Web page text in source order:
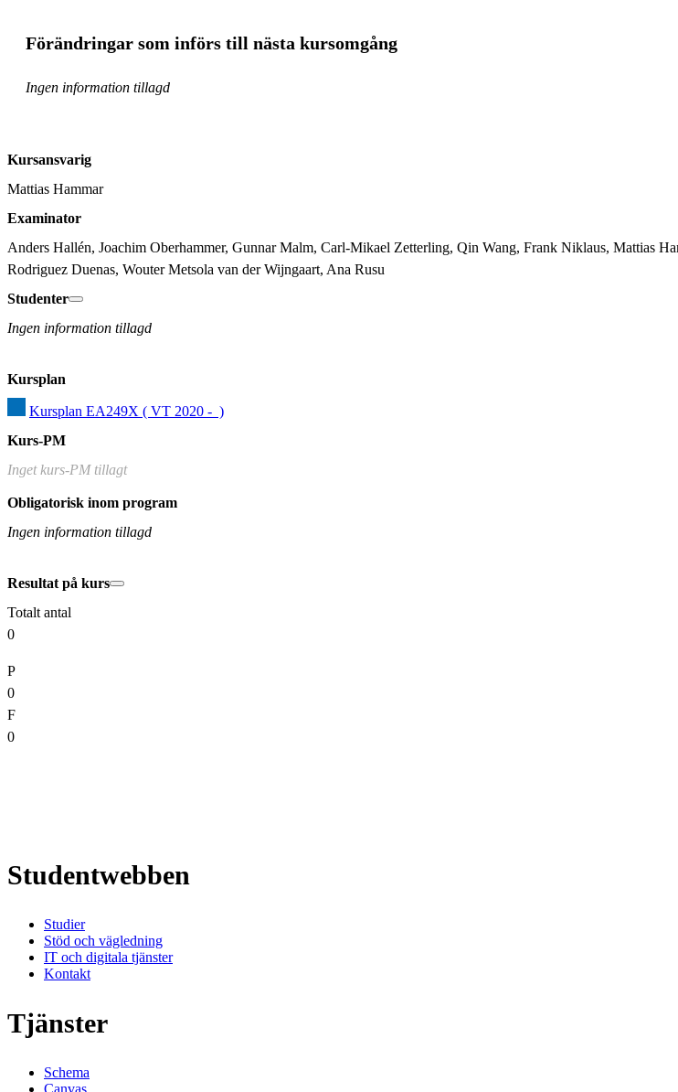
Förändringar som införs till nästa kursomgång
Ingen information tillagd
Kursansvarig
Mattias Hammar
Examinator
Anders Hallén, Joachim Oberhammer, Gunnar Malm, Carl-Mikael Zetterling, Qin Wang, Frank Niklaus, Mattias
Rodriguez Duenas, Wouter Metsola van der Wijngaart, Ana Rusu
Studenter
Ingen information tillagd
Kursplan
Kursplan EA249X ( VT 2020 -  )
Kurs-PM
Inget kurs-PM tillagt
Obligatorisk inom program
Ingen information tillagd
Resultat på kurs
Totalt antal
0
P
0
F
0
Studentwebben
Studier
Stöd och vägledning
IT och digitala tjänster
Kontakt
Tjänster
Schema
Canvas